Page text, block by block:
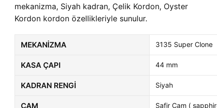
mekanizma, Siyah kadran, Çelik Kordon, Oyster
Kordon kordon özellikleriyle sunulur.
MEKANIZMA 3135 Super Clone
KASA ÇAPI 44 mm
KADRAN RENGI Siyah
CAM Safir Cam (